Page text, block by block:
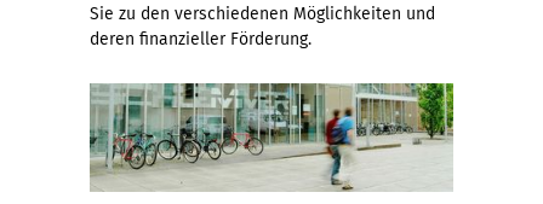
Sie zu den verschiedenen Möglichkeiten und
deren finanzieller Förderung.